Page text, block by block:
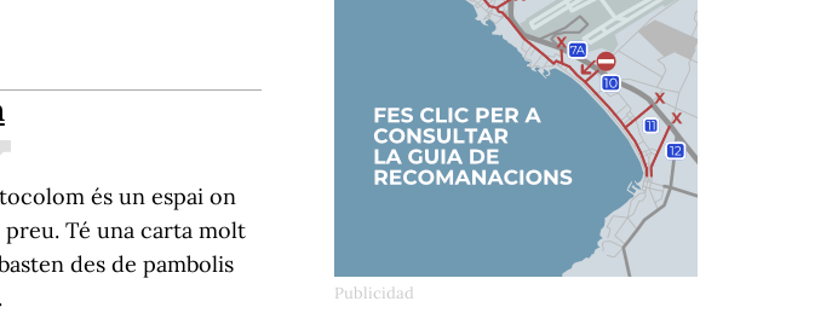
és un espai on
Té una carta molt
des de pambolis